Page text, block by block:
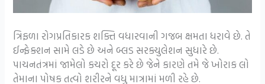
ત્રિફળા રોગપ્રતિકારક શક્તિ વધારવાની ગજબ ક્ષમતા ધરાવે છે. તે
ઈન્ફેક્શન સામે લડે છે અને બ્લડ સરક્યુલેશન સુધારે છે.
પાચનતંત્રમાં જામેલો કચરો દૂર કરે છે જેને કારણે તમે જે ખોરાક લો
તેમાના પોષક તત્વો શરીરને વધુ માત્રામાં મળી રહે છે.